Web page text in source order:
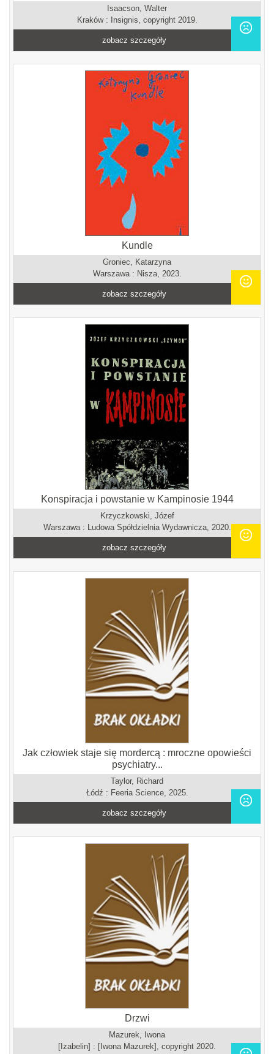
Isaacson, Walter
Kraków : Insignis, copyright 2019.
zobacz szczegóły
Kundle
Groniec, Katarzyna
Warszawa : Nisza, 2023.
zobacz szczegóły
Konspiracja i powstanie w Kampinosie 1944
Krzyczkowski, Józef
Warszawa : Ludowa Spółdzielnia Wydawnicza, 2020.
zobacz szczegóły
Jak człowiek staje się mordercą : mroczne opowieści
psychiatry...
Taylor, Richard
Łódź : Feeria Science, 2025.
zobacz szczegóły
Drzwi
Mazurek, Iwona
[Izabelin] : [Iwona Mazurek], copyright 2020.